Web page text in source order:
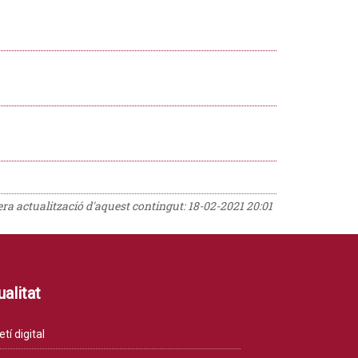
actualització d'aquest contingut:18-02-2021 20:01
digital